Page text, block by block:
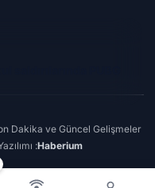
Dakika ve Güncel Gelişmeler
:Haberium